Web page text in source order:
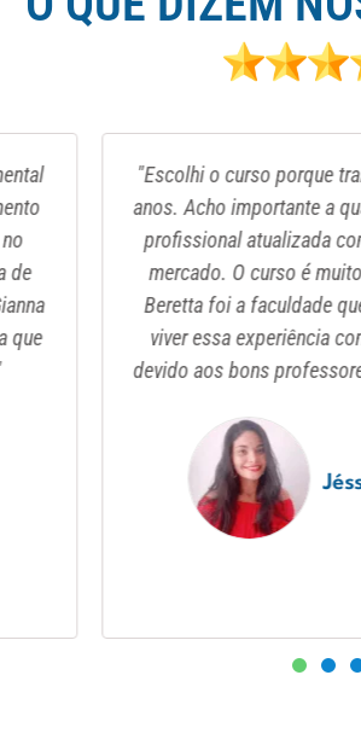
de
que
"Escolhi o curso porque
anos. Acho importante a
profissional atualizada
mercado. O curso é
Beretta foi a faculdade
viver essa experiência
devido aos bons